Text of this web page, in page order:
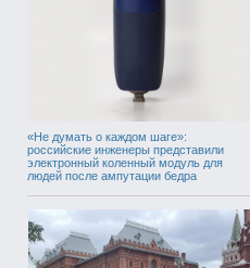
«Не думать о каждом шаге»:
российские инженеры представили
электронный коленный модуль для
людей после ампутации бедра